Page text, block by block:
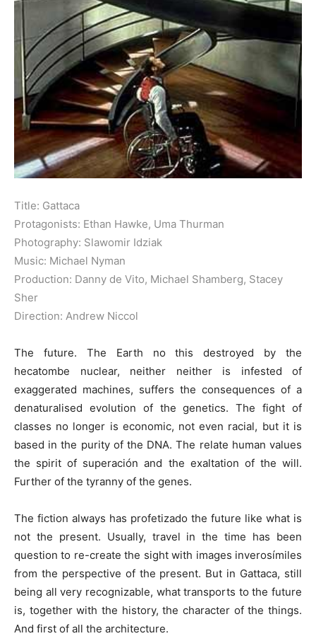
Title: Gattaca
Protagonists: Ethan Hawke, Uma Thurman
Photography: Slawomir Idziak
Music: Michael Nyman
Production: Danny de Vito, Michael Shamberg, Stacey
Sher
Direction: Andrew Niccol
The future. The Earth no this destroyed by the
hecatombe nuclear, neither neither is infested of
exaggerated machines, suffers the consequences of a
denaturalised evolution of the genetics. The fight of
classes no longer is economic, not even racial, but it is
based in the purity of the DNA. The relate human values
the spirit of superación and the exaltation of the will.
Further of the tyranny of the genes.
The fiction always has profetizado the future like what is
not the present. Usually, travel in the time has been
question to re-create the sight with images inverosímiles
from the perspective of the present. But in Gattaca, still
being all very recognizable, what transports to the future
is, together with the history, the character of the things.
And first of all the architecture.